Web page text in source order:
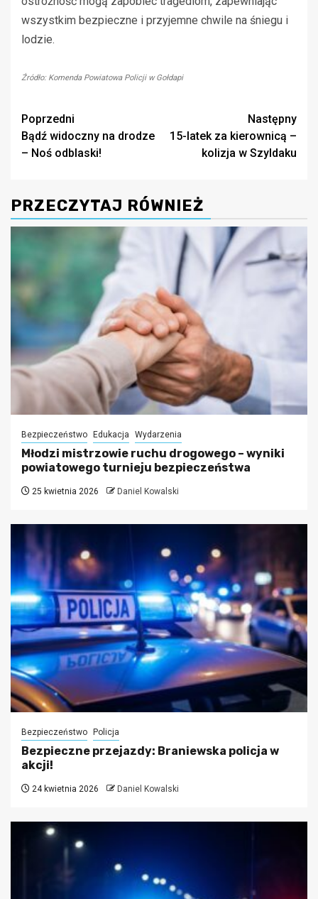
wszystkim bezpieczne i przyjemne chwile na śniegu i
lodzie.
Źródło: Komenda Powiatowa Policji w Gołdapi
Zobacz
wpisy
Poprzedni
Bądź widoczny na drodze
– Noś odblaski!
Następny
15-latek za kierownicą –
kolizja w Szyldaku
PRZECZYTAJ RÓWNIEŻ
Bezpieczeństwo Edukacja Wydarzenia
Młodzi mistrzowie ruchu drogowego – wyniki
powiatowego turnieju bezpieczeństwa
25 kwietnia 2026 Daniel Kowalski
Bezpieczeństwo Policja
Bezpieczne przejazdy: Braniewska policja w
akcji!
24 kwietnia 2026 Daniel Kowalski